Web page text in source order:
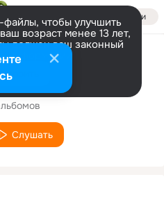
Войти
чтобы улучшить
возраст менее 13 лет,
должен ваш законный
информации
Слушать